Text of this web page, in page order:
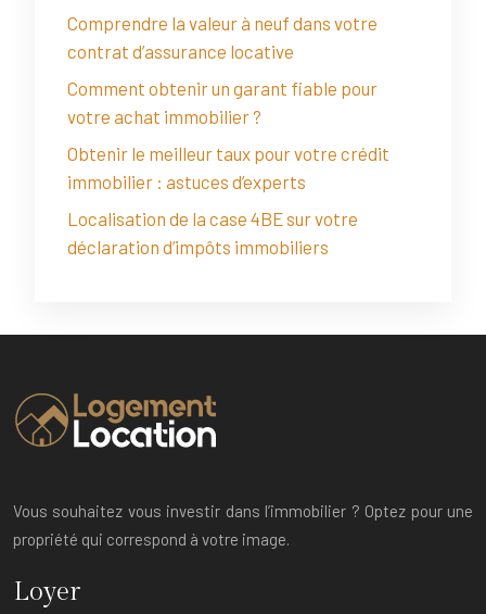
Comprendre la valeur à neuf dans votre
contrat d’assurance locative
Comment obtenir un garant fiable pour
votre achat immobilier ?
Obtenir le meilleur taux pour votre crédit
immobilier : astuces d’experts
Localisation de la case 4BE sur votre
déclaration d’impôts immobiliers
Vous souhaitez vous investir dans l’immobilier ? Optez pour une
propriété qui correspond à votre image.
Loyer